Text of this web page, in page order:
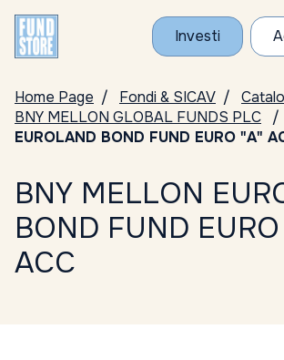
Investi
Home Page Fondi & SICAV
BNY MELLON GLOBAL FUNDS PLC
EUROLAND BOND FUND EURO "A"
BNY MELLON
BOND FUND
ACC